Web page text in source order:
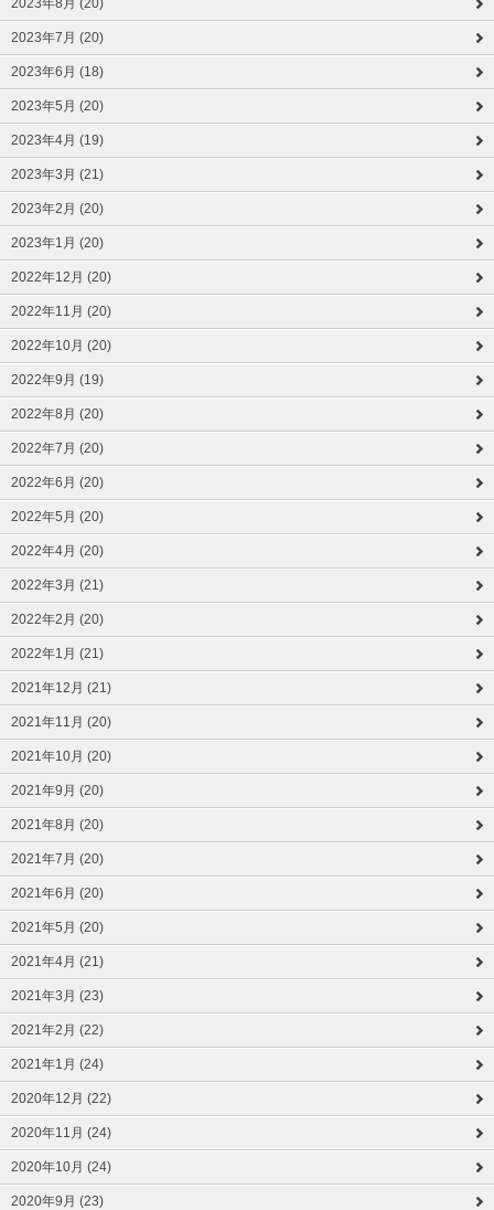
2023年8月 (20)
2023年7月 (20)
2023年6月 (18)
2023年5月 (20)
2023年4月 (19)
2023年3月 (21)
2023年2月 (20)
2023年1月 (20)
2022年12月 (20)
2022年11月 (20)
2022年10月 (20)
2022年9月 (19)
2022年8月 (20)
2022年7月 (20)
2022年6月 (20)
2022年5月 (20)
2022年4月 (20)
2022年3月 (21)
2022年2月 (20)
2022年1月 (21)
2021年12月 (21)
2021年11月 (20)
2021年10月 (20)
2021年9月 (20)
2021年8月 (20)
2021年7月 (20)
2021年6月 (20)
2021年5月 (20)
2021年4月 (21)
2021年3月 (23)
2021年2月 (22)
2021年1月 (24)
2020年12月 (22)
2020年11月 (24)
2020年10月 (24)
2020年9月 (23)